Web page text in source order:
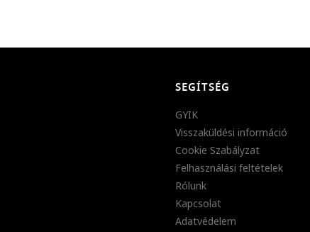
SEGÍTSÉG
GYIK
Visszaküldési információ
Cookie Szabályzat
Felhasználási feltételek
Rólunk
Kapcsolat
Adatvédelem